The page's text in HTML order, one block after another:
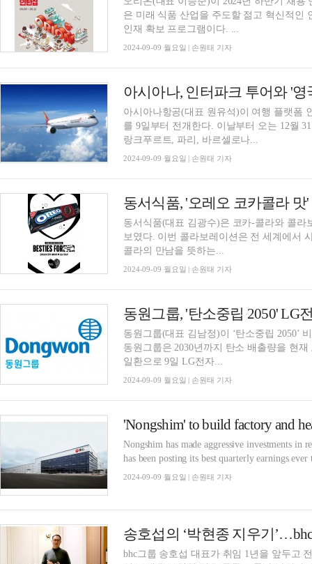
은 미래 식품 산업을 주도할 젊고 혁신적인
인재 확보 프로그램이다. ...
2024-09-09 월요일 | 손원태 기자
아시아나, 인터파크 투어와 '
아시아나항공(대표 원유석)이 여행 플랫폼
를 9일부터 전개한다. 이날부터 오는 12월 31일까지 아시아나항공 인천발 유럽 노선(런던, 프
랑크푸르트, 파리, 바르셀로나...
2024-09-09 월요일 | 손원태 기자
동서식품, '오레오 코카콜라 맛
동서식품(대표 김광수)은 코카-콜라와 콜라
보였다. 이번 콜라보레이션은 전 세계에서 사랑받는 디저트 쿠키의 대명사인 오레오와 코카-
콜라의 만남을 뜻하는...
2024-09-09 월요일 | 손원태 기자
동원그룹, '탄소중립 2050' LG
동원그룹(대표 김남정)이 ‘탄소중립 2050’
동원그룹은 2030년까지 탄소 배출량을 현
일환으로 9일 LG전자...
2024-09-09 월요일 | 손원태 기자
Nongshim has made aggressive investments in
has been posting its best quarterly earnings
2024-09-09 월요일 | 손원태 기자
송호섭의 ‘박현종 지우기
bhc그룹 송호섭 대표가 취임 1년을 앞두고